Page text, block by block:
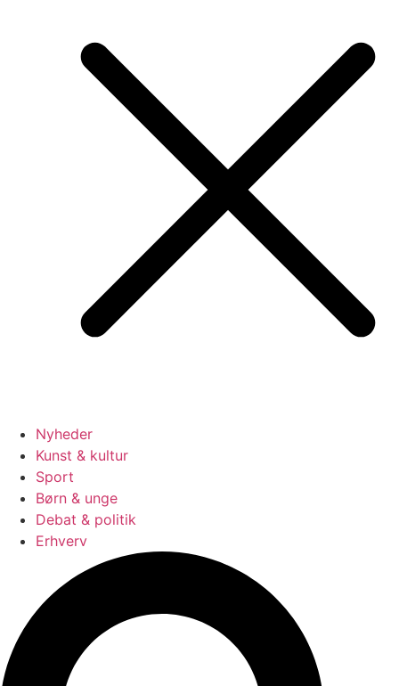
Nyheder
Kunst & kultur
Sport
Børn & unge
Debat & politik
Erhverv